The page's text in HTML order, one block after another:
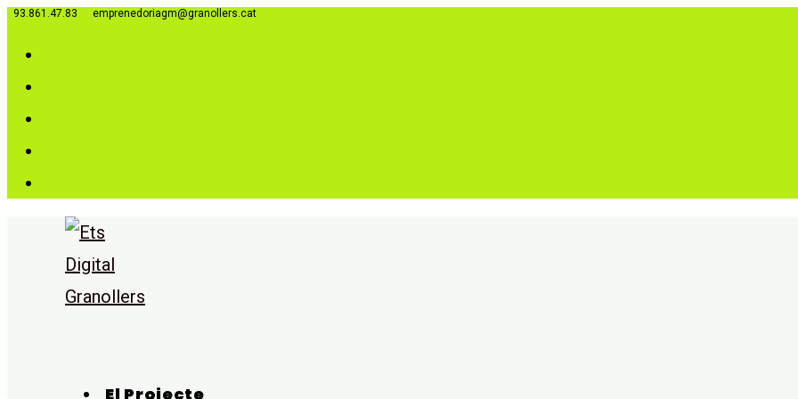
Vés
contingut
93.861.47.83 emprenedoriagm@granollers.cat
El Projecte